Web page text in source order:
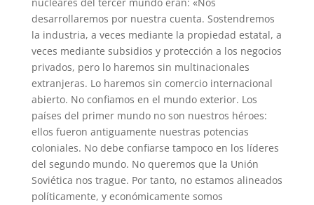
desarrollaremos por nuestra cuenta. Sostendremos
la industria, a veces mediante la propiedad estatal, a
veces mediante subsidios y protección a los negocios
privados, pero lo haremos sin multinacionales
extranjeras. Lo haremos sin comercio internacional
abierto. No confiamos en el mundo exterior. Los
países del primer mundo no son nuestros héroes:
ellos fueron antiguamente nuestras potencias
coloniales. No debe confiarse tampoco en los líderes
del segundo mundo. No queremos que la Unión
Soviética nos trague. Por tanto, no estamos alineados
políticamente, y económicamente somos